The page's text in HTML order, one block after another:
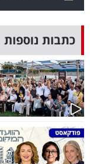
כתבות נוספות